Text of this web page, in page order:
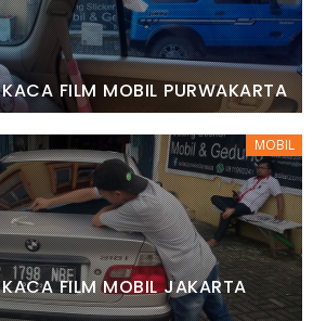
FILM MOBIL PURWAKARTA
MOBIL
FILM MOBIL JAKARTA